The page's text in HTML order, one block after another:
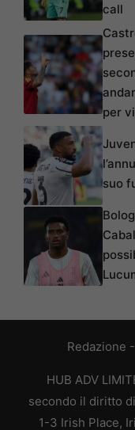
call
per
suo
Redazione -
HUB ADV
secondo il diritto
1-3 Irish Place,